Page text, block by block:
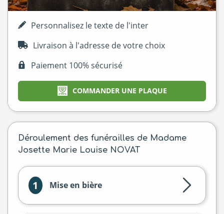
Personnalisez le texte de l'inter
Livraison à l'adresse de votre choix
Paiement 100% sécurisé
COMMANDER UNE PLAQUE
Déroulement des funérailles de Madame
Josette Marie Louise NOVAT
1 Mise en bière